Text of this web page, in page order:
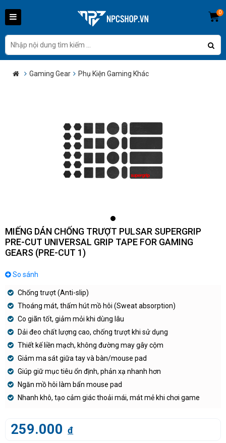
0
Gaming Gear Phụ Kiện Gaming Khác
MIẾNG DÁN CHỐNG TRƯỢT PULSAR SUPERGRIP
PRE-CUT UNIVERSAL GRIP TAPE FOR GAMING
GEARS (PRE-CUT 1)
So sánh
Chống trượt (Anti-slip)
Thoáng mát, thấm hút mồ hôi (Sweat absorption)
Co giãn tốt, giảm mỏi khi dùng lâu
Dải đeo chất lượng cao, chống trượt khi sử dụng
Thiết kế liền mạch, không đường may gây cộm
Giảm ma sát giữa tay và bàn/mouse pad
Giúp giữ mục tiêu ổn định, phản xạ nhanh hơn
Ngăn mồ hôi làm bẩn mouse pad
Nhanh khô, tạo cảm giác thoải mái, mát mẻ khi chơi game
259.000 đ